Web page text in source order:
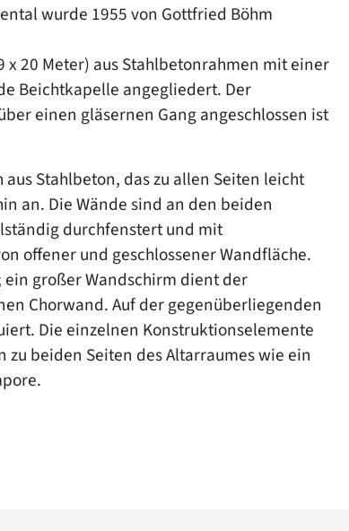
wurde 1955 von Gottfried Böhm
20 Meter) aus Stahlbetonrahmen mit einer
Beichtkapelle angegliedert. Der
einen gläsernen Gang angeschlossen ist
Stahlbeton, das zu allen Seiten leicht
an. Die Wände sind an den beiden
durchfenstert und mit
offener und geschlossener Wandfläche.
großer Wandschirm dient der
Chorwand. Auf der gegenüberliegenden
Die einzelnen Konstruktionselemente
beiden Seiten des Altarraumes wie ein